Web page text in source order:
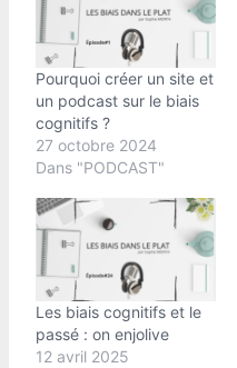
Pourquoi créer un site et
un podcast sur le biais
cognitifs ?
27 octobre 2024
Dans "PODCAST"
Les biais cognitifs et le
passé : on enjolive
12 avril 2025